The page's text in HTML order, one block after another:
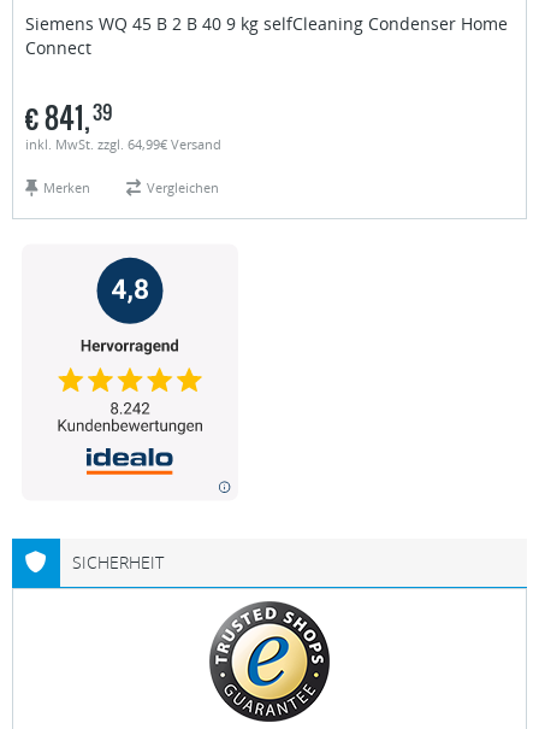
Siemens WQ 45 B 2 B 40 9 kg selfCleaning Condenser Home
Connect
€841,39
inkl. MwSt. zzgl. 64,99€ Versand
Merken Vergleichen
SICHERHEIT